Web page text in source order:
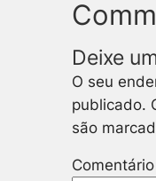
Deixe
O seu
publicado.
são
Comentário